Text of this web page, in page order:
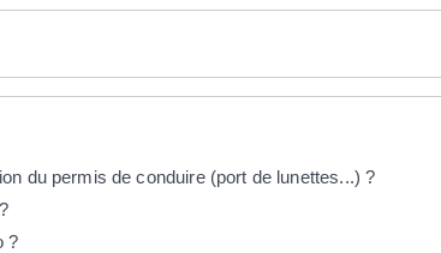
du permis de conduire (port de lunettes...) ?
?